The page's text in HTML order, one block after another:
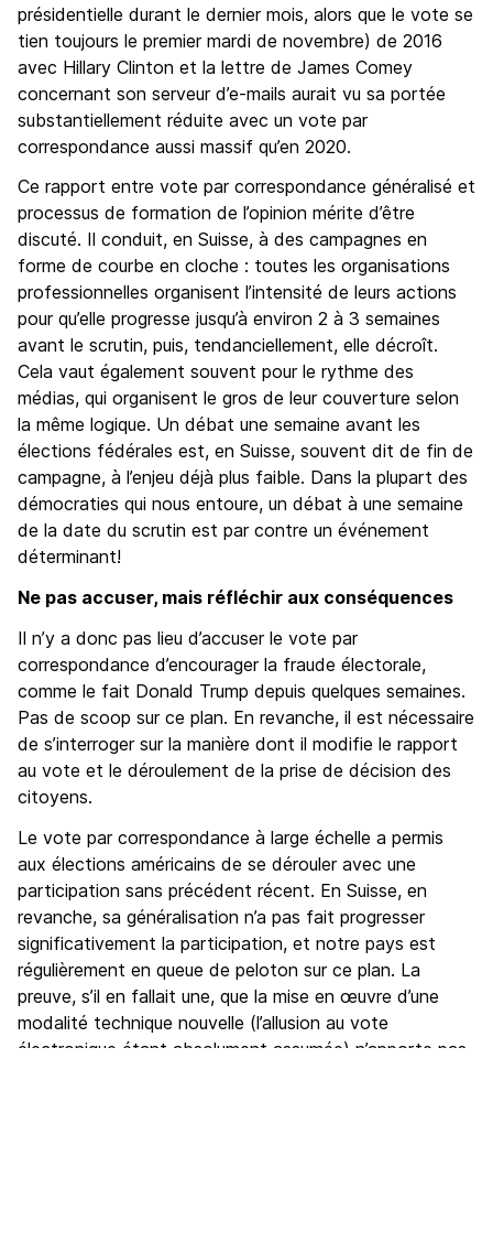
présidentielle durant le dernier mois, alors que le vote se
tien toujours le premier mardi de novembre) de 2016
avec Hillary Clinton et la lettre de James Comey
concernant son serveur d’e-mails aurait vu sa portée
substantiellement réduite avec un vote par
correspondance aussi massif qu’en 2020.
Ce rapport entre vote par correspondance généralisé et
processus de formation de l’opinion mérite d’être
discuté. Il conduit, en Suisse, à des campagnes en
forme de courbe en cloche : toutes les organisations
professionnelles organisent l’intensité de leurs actions
pour qu’elle progresse jusqu’à environ 2 à 3 semaines
avant le scrutin, puis, tendanciellement, elle décroît.
Cela vaut également souvent pour le rythme des
médias, qui organisent le gros de leur couverture selon
la même logique. Un débat une semaine avant les
élections fédérales est, en Suisse, souvent dit de fin de
campagne, à l’enjeu déjà plus faible. Dans la plupart des
démocraties qui nous entoure, un débat à une semaine
de la date du scrutin est par contre un événement
déterminant!
Ne pas accuser, mais réfléchir aux conséquences
Il n’y a donc pas lieu d’accuser le vote par
correspondance d’encourager la fraude électorale,
comme le fait Donald Trump depuis quelques semaines.
Pas de scoop sur ce plan. En revanche, il est nécessaire
de s’interroger sur la manière dont il modifie le rapport
au vote et le déroulement de la prise de décision des
citoyens.
Le vote par correspondance à large échelle a permis
aux élections américains de se dérouler avec une
participation sans précédent récent. En Suisse, en
revanche, sa généralisation n’a pas fait progresser
significativement la participation, et notre pays est
régulièrement en queue de peloton sur ce plan. La
preuve, s’il en fallait une, que la mise en œuvre d’une
modalité technique nouvelle (l’allusion au vote
électronique étant absolument assumée) n’apporte pas